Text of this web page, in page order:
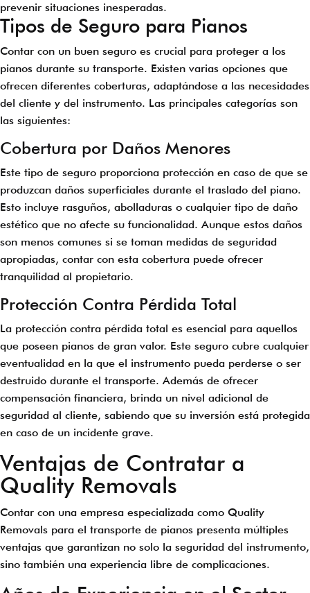
prevenir situaciones inesperadas.
Tipos de Seguro para Pianos
Contar con un buen seguro es crucial para proteger a los
pianos durante su transporte. Existen varias opciones que
ofrecen diferentes coberturas, adaptándose a las necesidades
del cliente y del instrumento. Las principales categorías son
las siguientes:
Cobertura por Daños Menores
Este tipo de seguro proporciona protección en caso de que se
produzcan daños superficiales durante el traslado del piano.
Esto incluye rasguños, abolladuras o cualquier tipo de daño
estético que no afecte su funcionalidad. Aunque estos daños
son menos comunes si se toman medidas de seguridad
apropiadas, contar con esta cobertura puede ofrecer
tranquilidad al propietario.
Protección Contra Pérdida Total
La protección contra pérdida total es esencial para aquellos
que poseen pianos de gran valor. Este seguro cubre cualquier
eventualidad en la que el instrumento pueda perderse o ser
destruido durante el transporte. Además de ofrecer
compensación financiera, brinda un nivel adicional de
seguridad al cliente, sabiendo que su inversión está protegida
en caso de un incidente grave.
Ventajas de Contratar a
Quality Removals
Contar con una empresa especializada como Quality
Removals para el transporte de pianos presenta múltiples
ventajas que garantizan no solo la seguridad del instrumento,
sino también una experiencia libre de complicaciones.